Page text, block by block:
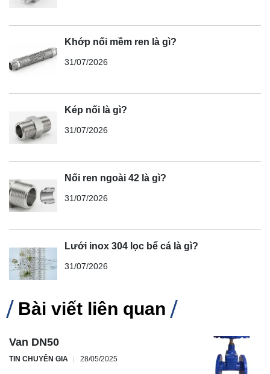
Khớp nối mềm ren là gì?
31/07/2026
Kép nối là gì?
31/07/2026
Nối ren ngoài 42 là gì?
31/07/2026
Lưới inox 304 lọc bể cá là gì?
31/07/2026
Bài viết liên quan
Van DN50
TIN CHUYÊN GIA 28/05/2025